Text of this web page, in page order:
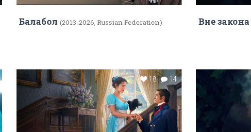
Балабол (2013-2026, Russian Federation) Вне закона
18 14